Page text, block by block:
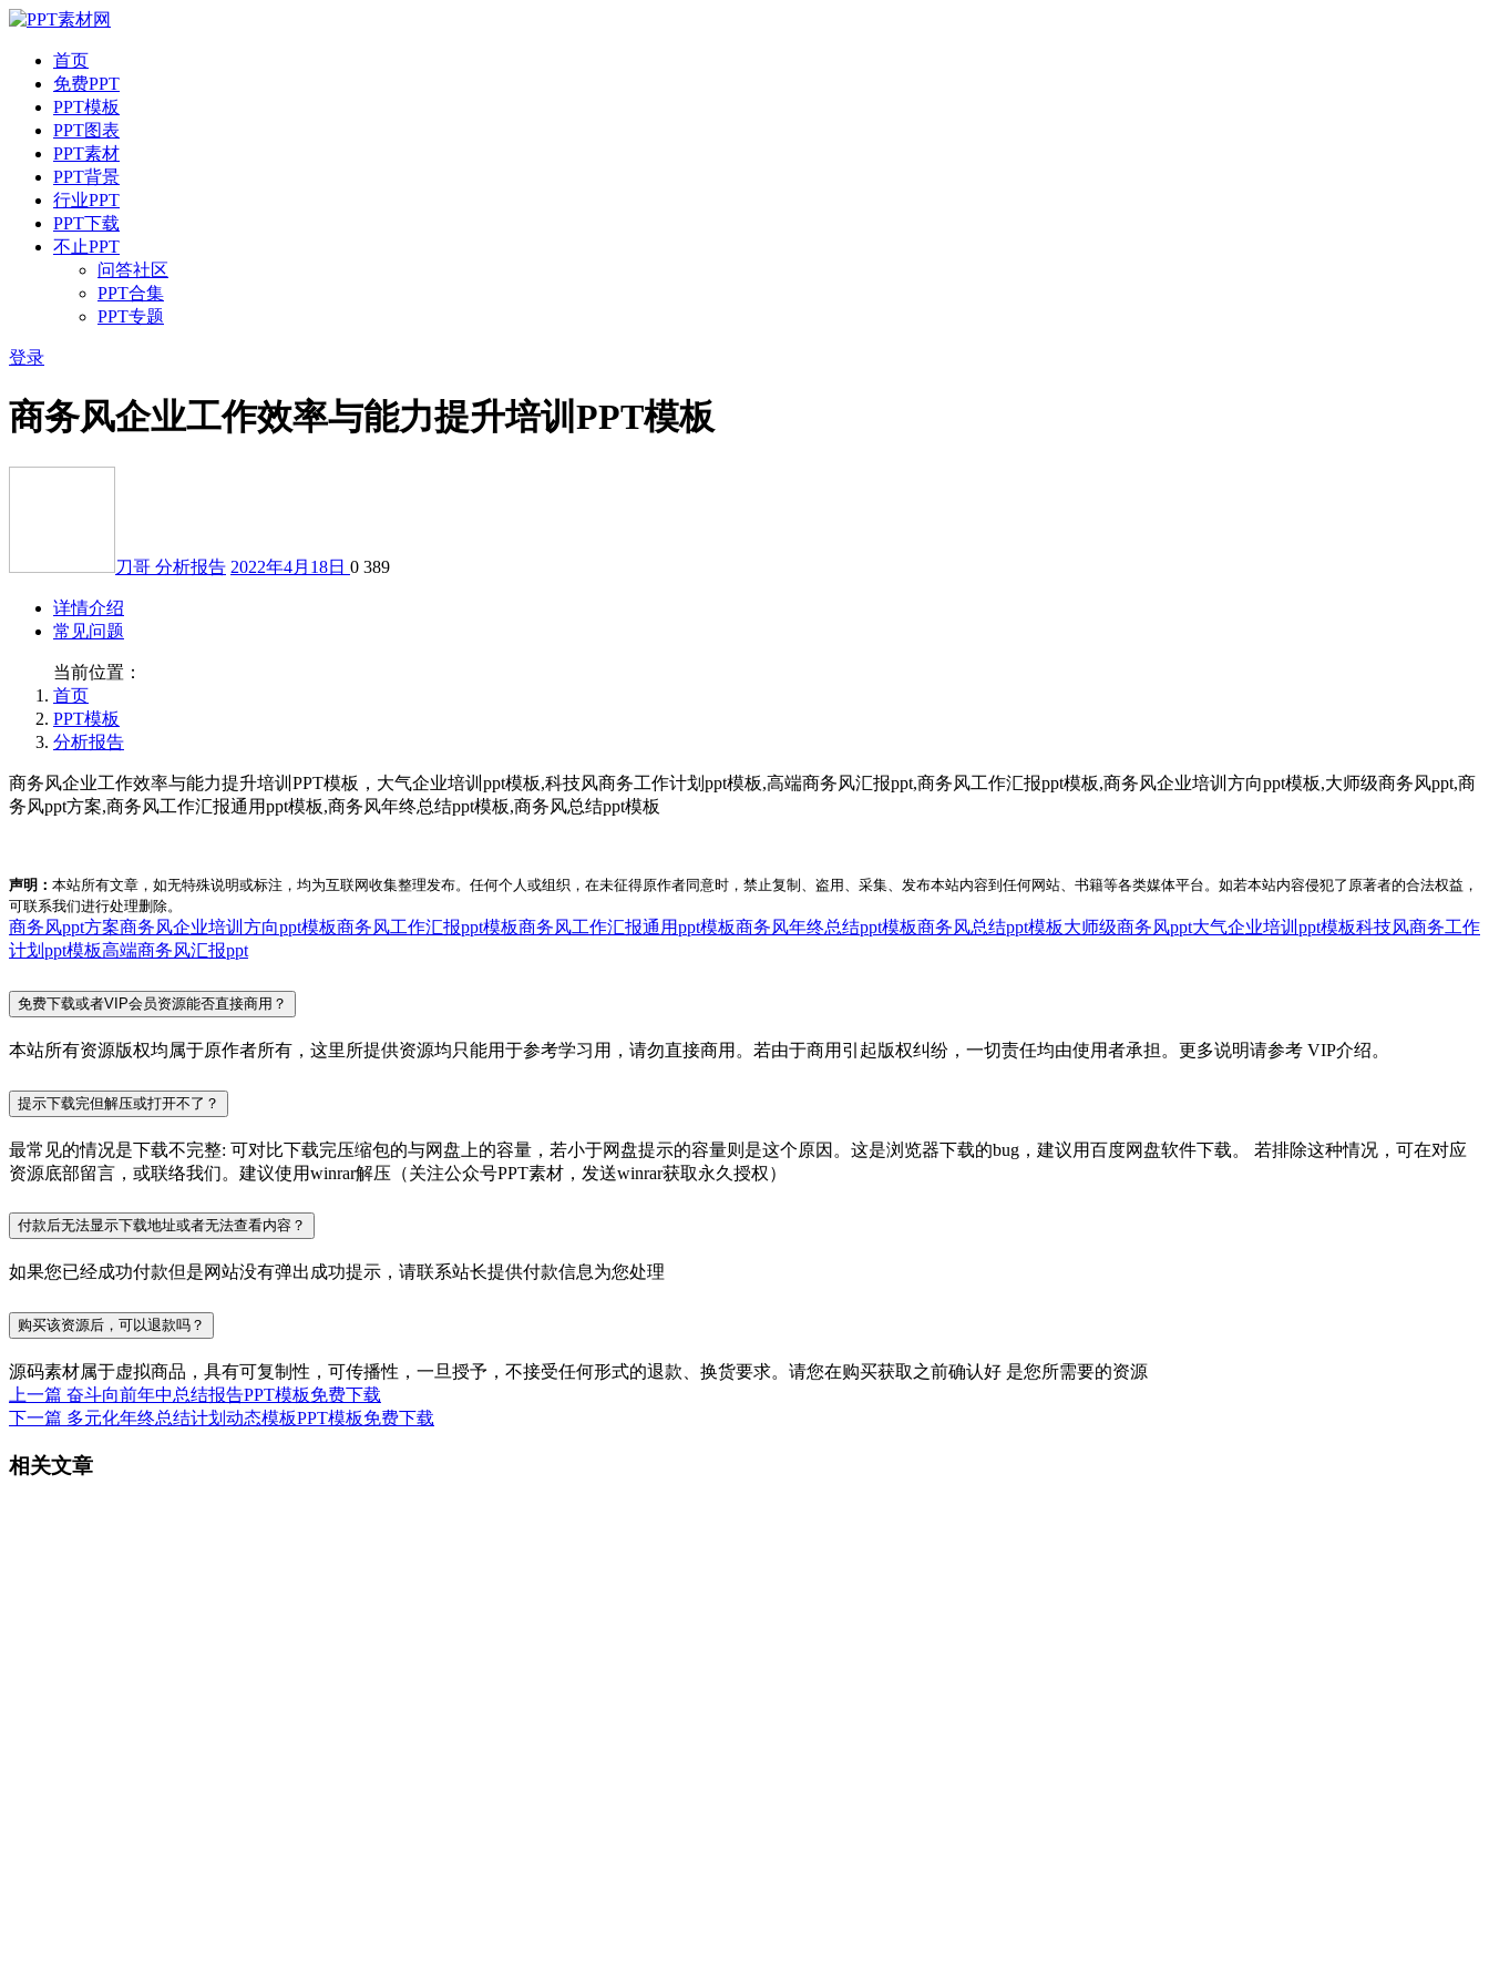
首页
免费PPT
PPT模板
PPT图表
PPT素材
PPT背景
行业PPT
PPT下载
不止PPT
问答社区
PPT合集
PPT专题
登录
商务风企业工作效率与能力提升培训PPT模板
刀哥 分析报告 2022年4月18日 0 389
详情介绍
常见问题
当前位置：
首页
PPT模板
分析报告
商务风企业工作效率与能力提升培训PPT模板，大气企业培训ppt模板,科技风商务工作计划ppt模板,高端商务风汇报ppt,商务风工作汇报ppt模板,商务风企业培训方向ppt模板,大师级商务风ppt,商
务风ppt方案,商务风工作汇报通用ppt模板,商务风年终总结ppt模板,商务风总结ppt模板
声明： 本站所有文章，如无特殊说明或标注，均为互联网收集整理发布。任何个人或组织，在未征得原作者同意时，禁止复制、盗用、采集、发布本站内容到任何网站、书籍等各类媒体平台。如若本站内容侵犯了原著者的合法权益，
可联系我们进行处理删除。
商务风ppt方案商务风企业培训方向ppt模板商务风工作汇报ppt模板商务风工作汇报通用ppt模板商务风年终总结ppt模板商务风总结ppt模板大师级商务风ppt大气企业培训ppt模板科技风商务工作
计划ppt模板高端商务风汇报ppt
免费下载或者VIP会员资源能否直接商用？
本站所有资源版权均属于原作者所有，这里所提供资源均只能用于参考学习用，请勿直接商用。若由于商用引起版权纠纷，一切责任均由使用者承担。更多说明请参考 VIP介绍。
提示下载完但解压或打开不了？
最常见的情况是下载不完整: 可对比下载完压缩包的与网盘上的容量，若小于网盘提示的容量则是这个原因。这是浏览器下载的bug，建议用百度网盘软件下载。 若排除这种情况，可在对应
资源底部留言，或联络我们。建议使用winrar解压（关注公众号PPT素材，发送winrar获取永久授权）
付款后无法显示下载地址或者无法查看内容？
如果您已经成功付款但是网站没有弹出成功提示，请联系站长提供付款信息为您处理
购买该资源后，可以退款吗？
源码素材属于虚拟商品，具有可复制性，可传播性，一旦授予，不接受任何形式的退款、换货要求。请您在购买获取之前确认好 是您所需要的资源
上一篇 奋斗向前年中总结报告PPT模板免费下载
下一篇 多元化年终总结计划动态模板PPT模板免费下载
相关文章